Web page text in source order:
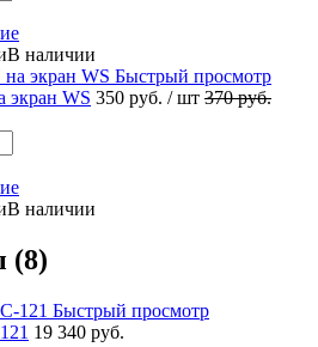
В наличии
Быстрый просмотр
экран WS 350 руб. / шт 370 руб.
В наличии
(8)
Быстрый просмотр
19 340 руб.